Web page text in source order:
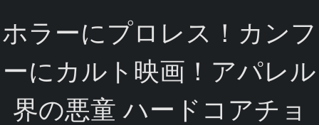
ホラーにプロレス！カンフ
ーにカルト映画！アパレル
界の悪童 ハードコアチョ